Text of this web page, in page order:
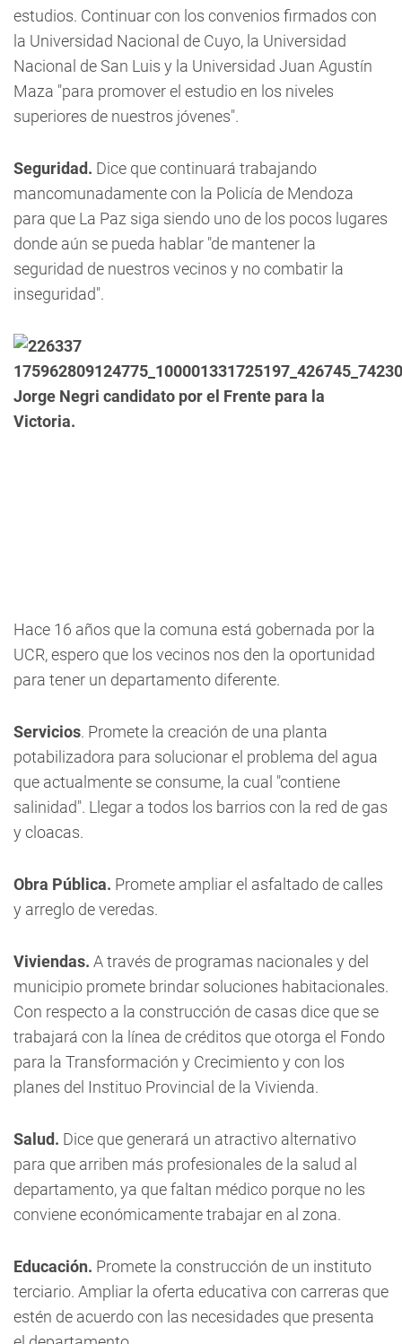
estudios. Continuar con los convenios firmados con
la Universidad Nacional de Cuyo, la Universidad
Nacional de San Luis y la Universidad Juan Agustín
Maza "para promover el estudio en los niveles
superiores de nuestros jóvenes".
Seguridad. Dice que continuará trabajando
mancomunadamente con la Policía de Mendoza
para que La Paz siga siendo uno de los pocos lugares
donde aún se pueda hablar "de mantener la
seguridad de nuestros vecinos y no combatir la
inseguridad".
Jorge Negri candidato por el Frente para la
Victoria.
Hace 16 años que la comuna está gobernada por la
UCR, espero que los vecinos nos den la oportunidad
para tener un departamento diferente.
Servicios. Promete la creación de una planta
potabilizadora para solucionar el problema del agua
que actualmente se consume, la cual "contiene
salinidad". Llegar a todos los barrios con la red de gas
y cloacas.
Obra Pública. Promete ampliar el asfaltado de calles
y arreglo de veredas.
Viviendas. A través de programas nacionales y del
municipio promete brindar soluciones habitacionales.
Con respecto a la construcción de casas dice que se
trabajará con la línea de créditos que otorga el Fondo
para la Transformación y Crecimiento y con los
planes del Instituo Provincial de la Vivienda.
Salud. Dice que generará un atractivo alternativo
para que arriben más profesionales de la salud al
departamento, ya que faltan médico porque no les
conviene económicamente trabajar en al zona.
Educación. Promete la construcción de un instituto
terciario. Ampliar la oferta educativa con carreras que
estén de acuerdo con las necesidades que presenta